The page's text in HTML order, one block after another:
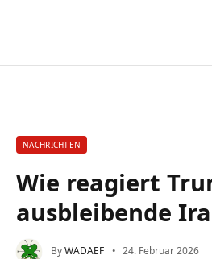
NACHRICHTEN
Wie reagiert
ausbleibende
ByWADAEF 24. Februar 2026